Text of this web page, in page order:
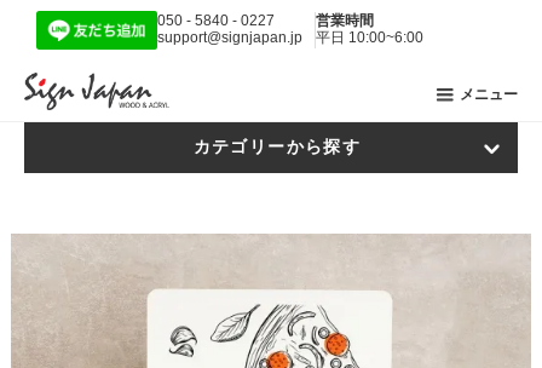
050 - 5840 - 0227
support@signjapan.jp
営業時間
平日 10:00~6:00
メニュー
カテゴリーから探す